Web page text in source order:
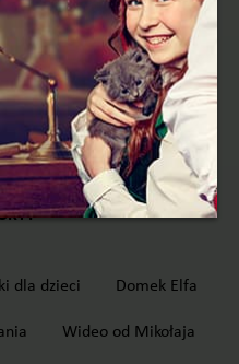
| Elfi Bajka
twórców ListyMikołaja.pl
dla dzieci Domek Elfa
Wideo od Mikołaja